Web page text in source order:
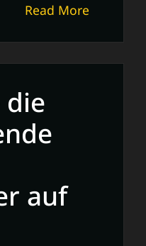
Read More
die
auf